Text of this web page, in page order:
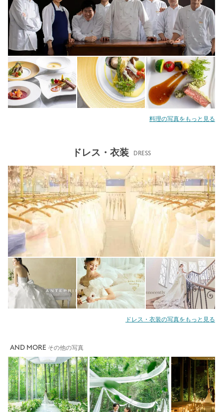
料理の写真をもっと見る
ドレス・衣装 DRESS
ドレス・衣装の写真をもっと見る
AND MORE その他の写真